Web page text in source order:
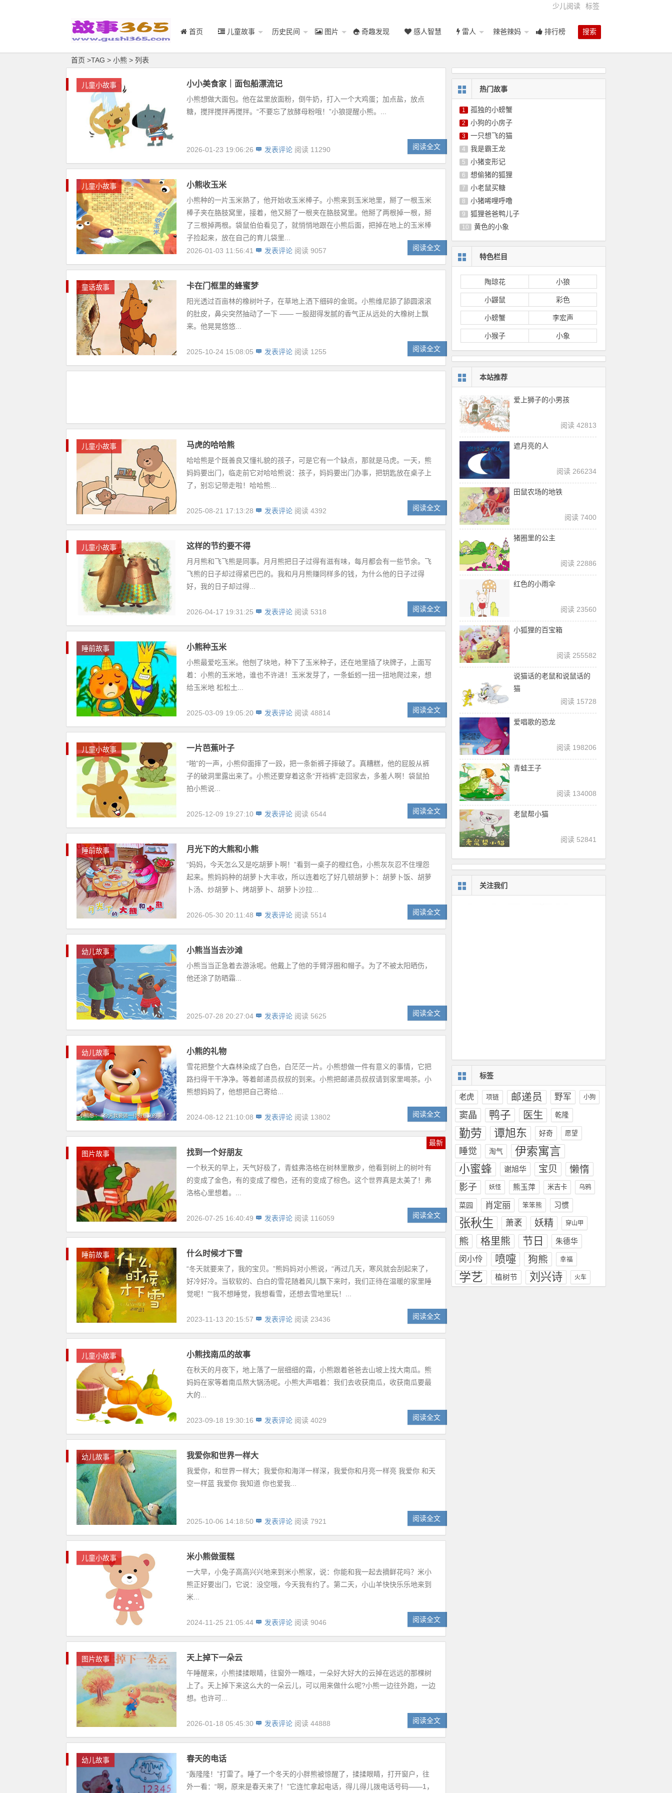
少儿阅读 标签
搜索
首页 儿童故事 历史民间 图片 奇趣发现 感人智慧 雷人 辣爸辣妈 排行榜
首页 >TAG > 小熊 > 列表
儿童小故事 小小美食家｜面包船漂流记
小熊想做大面包。他在盆里放面粉，倒牛奶，打入一个大鸡蛋；加点盐，放点
糖，搅拌搅拌再搅拌。“不要忘了放酵母粉哦！”小狼提醒小熊。...
2026-01-23 19:06:26 发表评论 阅读 11290 阅读全文
儿童小故事 小熊收玉米
小熊种的一片玉米熟了，他开始收玉米棒子。小熊来到玉米地里，掰了一根玉米
棒子夹在胳肢窝里，接着，他又掰了一根夹在胳肢窝里。他掰了两根掉一根，掰
了三根掉两根。袋鼠伯伯看见了，就悄悄地跟在小熊后面，把掉在地上的玉米棒
子捡起来，放在自己的育儿袋里...
2026-01-03 11:56:41
发表评论 阅读 9057 阅读全文
童话故事 卡在门框里的蜂蜜梦​
阳光透过百亩林的橡树叶子，在草地上洒下细碎的金斑。小熊维尼舔了舔圆滚滚
的肚皮，鼻尖突然抽动了一下 —— 一股甜得发腻的香气正从远处的大橡树上飘
来。他晃晃悠悠...
2025-10-24 15:08:05 发表评论 阅读 1255 阅读全文
儿童小故事 马虎的哈哈熊
哈哈熊是个既善良又懂礼貌的孩子，可是它有一个缺点，那就是马虎。一天，熊
妈妈要出门，临走前它对哈哈熊说：孩子，妈妈要出门办事，把钥匙放在桌子上
了，别忘记带走啦！哈哈熊...
2025-08-21 17:13:28 发表评论 阅读 4392 阅读全文
儿童小故事 这样的节约要不得
月月熊和飞飞熊是同事。月月熊把日子过得有滋有味，每月都会有一些节余。飞
飞熊的日子却过得紧巴巴的。我和月月熊赚同样多的钱，为什么他的日子过得
好，我的日子却过得...
2026-04-17 19:31:25 发表评论 阅读 5318 阅读全文
睡前故事 小熊种玉米
小熊最爱吃玉米。他刨了块地，种下了玉米种子，还在地里插了块牌子，上面写
着：小熊的玉米地，谁也不许进！玉米发芽了，一条蚯蚓一扭一扭地爬过来，想
给玉米地 松松土...
2025-03-09 19:05:20 发表评论 阅读 48814 阅读全文
儿童小故事 一片芭蕉叶子
“啪”的一声，小熊仰面摔了一跤，把一条新裤子摔破了。真糟糕，他的屁股从裤
子的破洞里露出来了。小熊还要穿着这条“开裆裤”走回家去，多羞人啊！袋鼠拍
拍小熊说...
2025-12-09 19:27:10 发表评论 阅读 6544 阅读全文
睡前故事 月光下的大熊和小熊
“妈妈，今天怎么又是吃胡萝卜啊！”看到一桌子的橙红色，小熊灰灰忍不住埋怨
起来。熊妈妈种的胡萝卜大丰收，所以连着吃了好几顿胡萝卜：胡萝卜饭、胡萝
卜汤、炒胡萝卜、烤胡萝卜、胡萝卜沙拉...
2026-05-30 20:11:48 发表评论 阅读 5514 阅读全文
幼儿故事 小熊当当去沙滩
小熊当当正急着去游泳呢。他戴上了他的手臂浮圈和帽子。为了不被太阳晒伤，
他还涂了防晒霜...
2025-07-28 20:27:04 发表评论 阅读 5625 阅读全文
幼儿故事 小熊的礼物
雪花把整个大森林染成了白色，白茫茫一片。小熊想做一件有意义的事情，它把
路扫得干干净净。等着邮递员叔叔的到来。小熊把邮递员叔叔请到家里喝茶。小
熊想妈妈了，他想把自己寄给...
2024-08-12 21:10:08 发表评论 阅读 13802 阅读全文
图片故事 找到一个好朋友
一个秋天的早上，天气好极了，青蛙弗洛格在树林里散步，他看到树上的树叶有
的变成了金色，有的变成了橙色，还有的变成了棕色。这个世界真是太美了！弗
洛格心里想着。...
最新
2026-07-25 16:40:49 发表评论 阅读 116059 阅读全文
睡前故事 什么时候才下雪
“冬天就要来了，我的宝贝。”熊妈妈对小熊说，“再过几天，寒风就会刮起来了，
好冷好冷。当软软的、白白的雪花随着风儿飘下来时，我们正待在温暖的家里睡
觉呢！”“我不想睡觉，我想看雪，还想去雪地里玩！...
2023-11-13 20:15:57 发表评论 阅读 23436 阅读全文
儿童小故事 小熊找南瓜的故事
在秋天的月夜下，地上落了一层细细的霜，小熊跟着爸爸去山坡上找大南瓜。熊
妈妈在家等着南瓜熬大锅汤呢。小熊大声唱着：我们去收获南瓜，收获南瓜要最
大的...
2023-09-18 19:30:16 发表评论 阅读 4029 阅读全文
幼儿故事 我爱你和世界一样大
我爱你，和世界一样大；我爱你和海洋一样深，我爱你和月亮一样亮 我爱你 和天
空一样蓝 我爱你 我知道 你也爱我...
2025-10-06 14:18:50 发表评论 阅读 7921 阅读全文
儿童小故事 米小熊做蛋糕
一大早，小兔子高高兴兴地来到米小熊家，说：你能和我一起去摘鲜花吗？米小
熊正好要出门，它说：没空哦，今天我有约了。第二天，小山羊快快乐乐地来到
米...
2024-11-25 21:05:44 发表评论 阅读 9046 阅读全文
图片故事 天上掉下一朵云
午睡醒来，小熊揉揉眼睛，往窗外一瞧哇，一朵好大好大的云掉在远远的那棵树
上了。天上掉下来这么大的一朵云儿，可以用来做什么呢?小熊一边往外跑，一边
想。也许可...
2026-01-18 05:45:30 发表评论 阅读 44888 阅读全文
幼儿故事 春天的电话
“轰隆隆！”打雷了。睡了一个冬天的小胖熊被惊醒了，揉揉眼睛，打开窗户，往
外一看：“啊，原来是春天来了！”它连忙拿起电话，得儿得儿拨电话号码——1，
热门故事
1 孤独的小螃蟹
2 小狗的小房子
3 一只想飞的猫
4 我是霸王龙
5 小猪变形记
6 想偷猪的狐狸
7 小老鼠买糖
8 小猪唏哩呼噜
9 狐狸爸爸鸭儿子
10 黄色的小象
特色栏目
陶琼花 小狼
小鼹鼠 彩色
小螃蟹 李宏声
小猴子 小象
本站推荐
爱上狮子的小男孩
阅读 42813
遮月亮的人
阅读 266234
田鼠农场的地铁
阅读 7400
猪圈里的公主
阅读 22886
红色的小雨伞
阅读 23560
小狐狸的百宝箱
阅读 255582
说猫话的老鼠和说鼠话的
猫
阅读 15728
爱唱歌的恐龙
阅读 198206
青蛙王子
阅读 134008
老鼠帮小猫
阅读 52841
关注我们
标签
老虎 项链 邮递员 野军 小狗
窦晶 鸭子 医生 乾隆
勤劳 谭旭东 好奇 愿望
睡觉 淘气 伊索寓言
小蜜蜂 谢旭华 宝贝 懒惰
影子 妖怪 熊玉萍 米吉卡 乌鸦
菜园 肖定丽 笨笨熊 习惯
张秋生 萧袤 妖精 穿山甲
熊 格里熊 节日 朱德华
闵小伶 喷嚏 狗熊 幸福
学艺 植树节 刘兴诗 火车